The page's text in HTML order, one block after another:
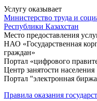
Услугу оказывает
Министерство труда и
Республики Казахстан
Место предоставления
НАО «Государственная
граждан»
Портал «цифрового
Центр занятости населения
Портал "электронная
Правила оказания